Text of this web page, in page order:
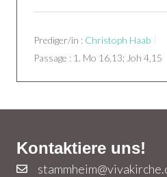
Prediger/in : Christoph Haab
Passage : 1. Mo 16,13; Joh 4,15
Kontaktiere uns!